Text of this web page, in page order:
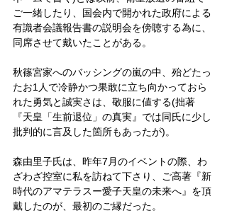
ご一緒したり、国会内で開かれた政府による
有識者会議報告書の説明会を傍聴する為に、
同席させて戴いたことがある。
秋篠宮家へのバッシングの嵐の中、殆どたっ
たお1人で冷静かつ果敢に立ち向かっておら
れた勇気と誠実さは、敬服に値する(拙著
『天皇「生前退位」の真実』では同氏に少し
批判的に言及した箇所もあったが)。
森由里子氏は、昨年7月のイベントの際、わ
ざわざ控室に私を訪ねて下さり、ご高著『新
時代のアマテラスー愛子天皇の未来へ』を頂
戴したのが、最初のご縁だった。